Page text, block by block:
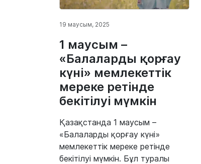
19 маусым, 2025
1 маусым –
«Балаларды қорғау
күні» мемлекеттік
мереке ретінде
бекітілуі мүмкін
Қазақстанда 1 маусым –
«Балаларды қорғау күні»
мемлекеттік мереке ретінде
бекітілуі мүмкін. Бұл туралы